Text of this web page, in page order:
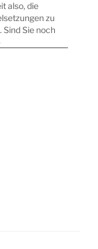
also, die
zu
Sind Sie noch
zu Ihrem